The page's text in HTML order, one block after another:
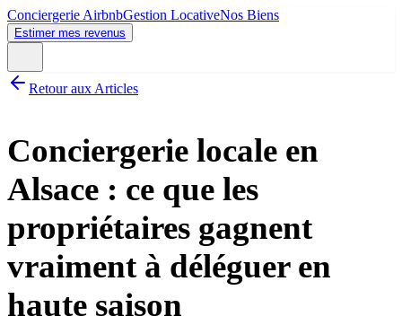
Conciergerie AirbnbGestion LocativeNos Biens
Estimer mes revenus
Retour aux Articles
Conciergerie locale en
Alsace : ce que les
propriétaires gagnent
vraiment à déléguer en
haute saison